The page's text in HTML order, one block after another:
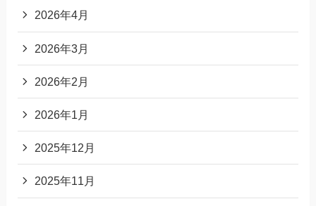
2026年4月
2026年3月
2026年2月
2026年1月
2025年12月
2025年11月